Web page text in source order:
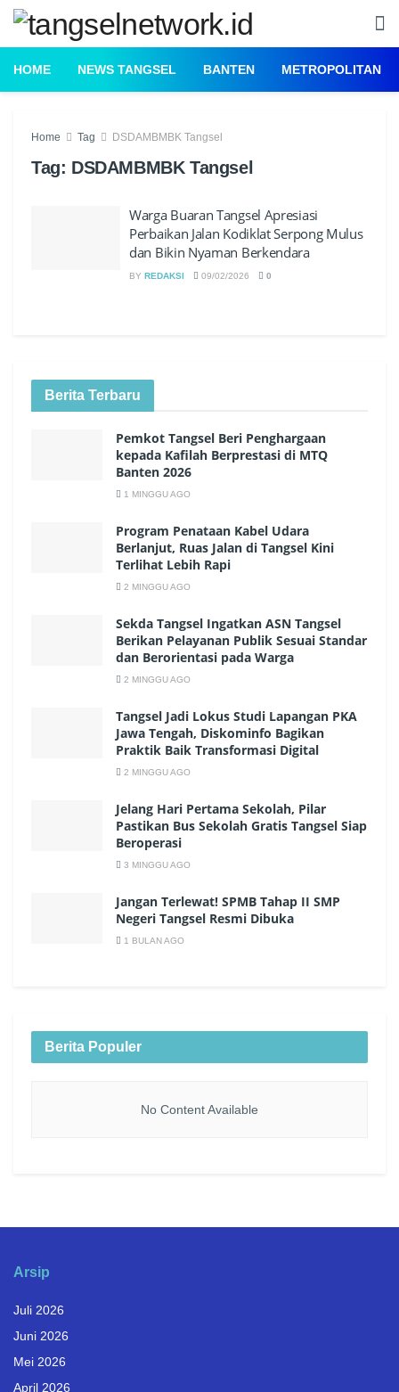
HOME NEWS TANGSEL BANTEN METROPOLITAN
Home Tag DSDAMBMBK Tangsel
Tag: DSDAMBMBK Tangsel
Warga Buaran Tangsel Apresiasi
Perbaikan Jalan Kodiklat Serpong Mulus
dan Bikin Nyaman Berkendara
BY REDAKSI 09/02/2026 0
Berita Terbaru
Pemkot Tangsel Beri Penghargaan
kepada Kafilah Berprestasi di MTQ
Banten 2026
1 MINGGU AGO
Program Penataan Kabel Udara
Berlanjut, Ruas Jalan di Tangsel Kini
Terlihat Lebih Rapi
2 MINGGU AGO
Sekda Tangsel Ingatkan ASN Tangsel
Berikan Pelayanan Publik Sesuai Standar
dan Berorientasi pada Warga
2 MINGGU AGO
Tangsel Jadi Lokus Studi Lapangan PKA
Jawa Tengah, Diskominfo Bagikan
Praktik Baik Transformasi Digital
2 MINGGU AGO
Jelang Hari Pertama Sekolah, Pilar
Pastikan Bus Sekolah Gratis Tangsel Siap
Beroperasi
3 MINGGU AGO
Jangan Terlewat! SPMB Tahap II SMP
Negeri Tangsel Resmi Dibuka
1 BULAN AGO
Berita Populer
No Content Available
Arsip
Juli 2026
Juni 2026
Mei 2026
April 2026